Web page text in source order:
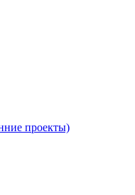
проекты)